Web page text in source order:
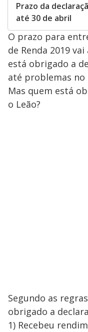
Prazo da
até 30 de abril
O prazo para
de Renda 2019
está obrigado a
até problemas no
Mas quem está
o Leão?
Segundo as
obrigado a
1) Recebeu